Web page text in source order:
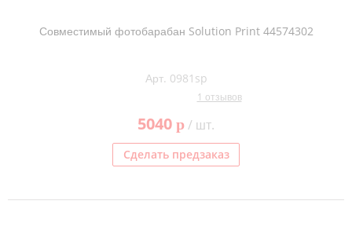
Совместимый фотобарабан Solution Print 44574302
Арт. 0981sp
1 отзывов
5040 p/ шт.
Сделать предзаказ